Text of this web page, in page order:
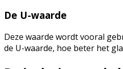
De U-waarde
Deze waarde wordt vooral
de U-waarde, hoe beter het